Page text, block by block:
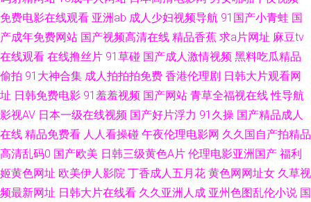
偷拍电影 AV三级片网址 www97色色 老司机AVAV 香蕉视频官网 精东视频久
久 青娱乐网亚洲av 超碰人妻人人搞 日本A片网址 日韩精品网站 97中文免费
观看 91大神黑丝操逼 91在线观看 a岛国在线视频 日本免费A∨ 日韩一级操逼
足交视频 在线中文字幕视频 97干在线观看 99re超鹏 伊人色涩 国产精品久久
视频 91香蕉在线网站 伊人五月天网 亚洲第11色图 蜜臀福利网 午夜福利院在
免费电影在线观看 亚洲ab 成人少妇视频导航 91国产小青蛙 国
产成年免费网站 国产视频高清在线 精品香蕉 求a片网址 麻豆tv
在线观看 在线撸丝片 91草碰 国产成人激情视频 黑料吃瓜精品
偷拍 91大神合集 成人拍拍拍免费 香港伦理剧 日韩大片观看网
址 日韩免费电影 91羞羞视频 国产网站 青草全福视在线 性导航
影视AV 日本一级在线视频 国产好片浮力 91久操 国产精品成人
在线 精品免费看 人人看操碰 午夜伦理电影网 久久国自产拍精品
高清乱码0 国产欧美 日韩三级黄色A片 伦理电影亚洲国产 福利
姬黄色网址 欧美伊人影院 丁香成人五月花 黄色网网址女 久草视
频最新网址 日韩大片在线看 久久亚洲人成 亚州色图乱伦小说 国